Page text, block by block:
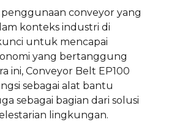
conveyor yang
konteks industri di
untuk mencapai
yang bertanggung
ini, Conveyor Belt EP100
sebagai alat bantu
sebagai bagian dari solusi
lingkungan.